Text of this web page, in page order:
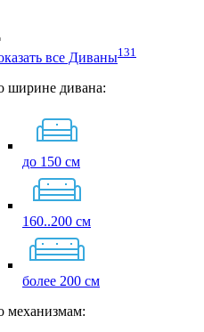
все Диваны131
ширине дивана:
до 150 см
160..200 см
более 200 см
механизмам: